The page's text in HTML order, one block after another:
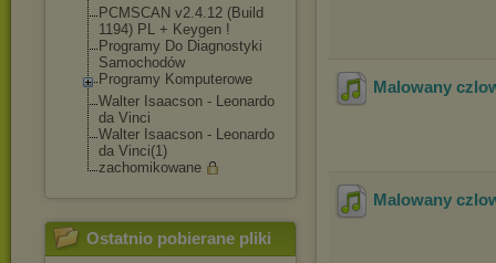
PCMSCAN v2.4.12 (Build
1194) PL + Keygen !
Programy Do Diagnostyki
Samochodów
Programy Komputerowe
Walter Isaacson - Leonardo
da Vinci
Walter Isaacson - Leonardo
da Vinci(1)
zachomikowane
Ostatnio pobierane pliki
Malowany
Malowany